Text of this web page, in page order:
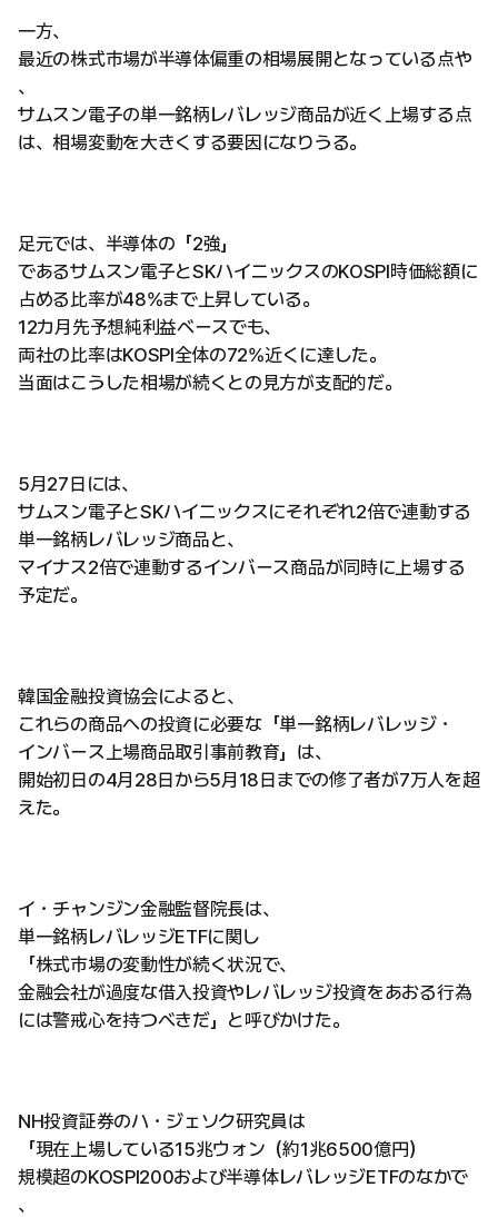
一方、
最近の株式市場が半導体偏重の相場展開となっている点や
、
サムスン電子の単一銘柄レバレッジ商品が近く上場する点
は、相場変動を大きくする要因になりうる。
足元では、半導体の「2強」
であるサムスン電子とSKハイニックスのKOSPI時価総額に
占める比率が48%まで上昇している。
12カ月先予想純利益ベースでも、
両社の比率はKOSPI全体の72%近くに達した。
当面はこうした相場が続くとの見方が支配的だ。
5月27日には、
サムスン電子とSKハイニックスにそれぞれ2倍で連動する
単一銘柄レバレッジ商品と、
マイナス2倍で連動するインバース商品が同時に上場する
予定だ。
韓国金融投資協会によると、
これらの商品への投資に必要な「単一銘柄レバレッジ・
インバース上場商品取引事前教育」は、
開始初日の4月28日から5月18日までの修了者が7万人を超
えた。
イ・チャンジン金融監督院長は、
単一銘柄レバレッジETFに関し
「株式市場の変動性が続く状況で、
金融会社が過度な借入投資やレバレッジ投資をあおる行為
には警戒心を持つべきだ」と呼びかけた。
NH投資証券のハ・ジェソク研究員は
「現在上場している15兆ウォン（約1兆6500億円）
規模超のKOSPI200および半導体レバレッジETFのなかで
、